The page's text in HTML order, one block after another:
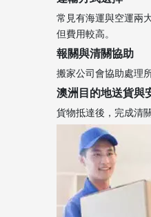
常見有海運與空運兩
但費用較高。
報關與清關協助
搬家公司會協助處理
澳洲目的地送貨與
貨物抵達後，完成清